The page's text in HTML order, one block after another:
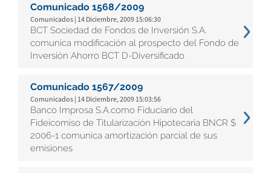
Comunicado 1568/2009
Comunicados | 14 Diciembre, 2009 15:06:30
BCT Sociedad de Fondos de Inversión S.A.
comunica modificación al prospecto del Fondo de
Inversión Ahorro BCT D-Diversificado
Comunicado 1567/2009
Comunicados | 14 Diciembre, 2009 15:03:56
Banco Improsa S.A.como Fiduciario del
Fideicomiso de Titularización Hipotecaria BNCR $
2006-1 comunica amortización parcial de sus
emisiones